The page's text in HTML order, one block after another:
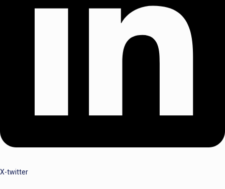
X-twitter